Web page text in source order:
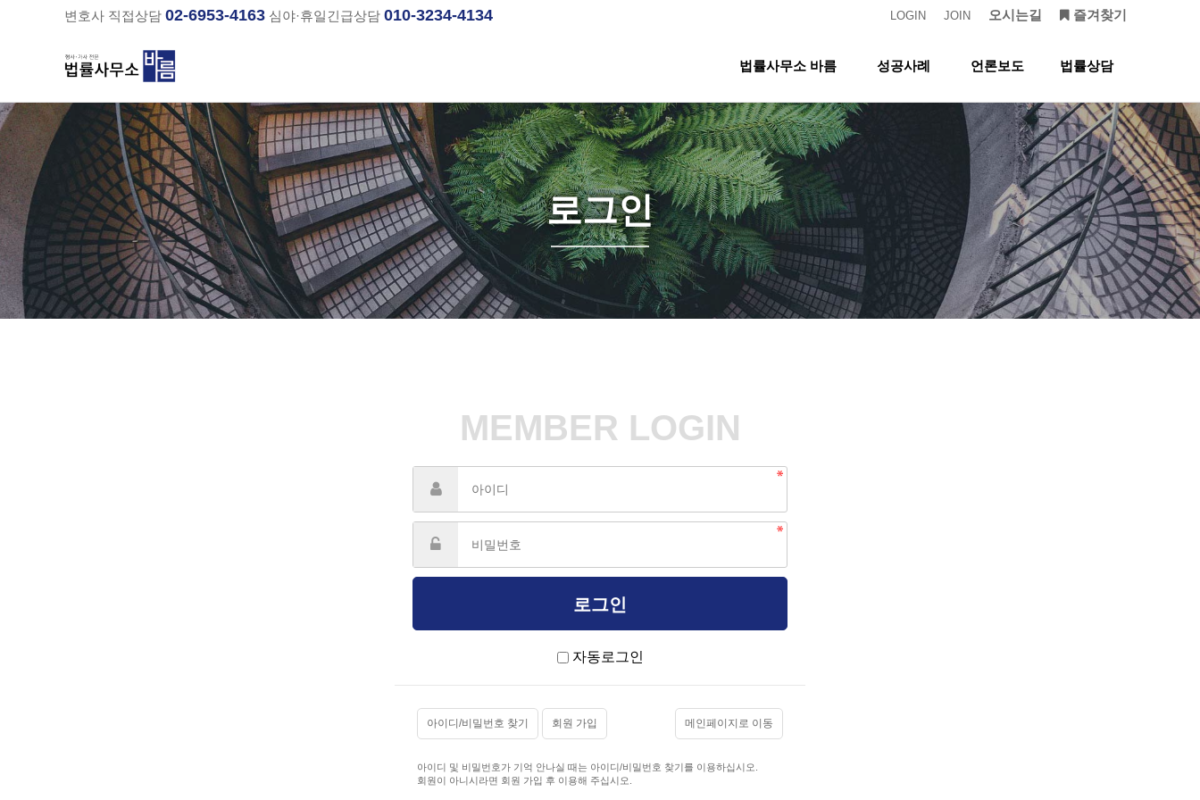
변호사 직접상담 02-6953-4163 심야·휴일긴급상담 010-3234-4134 즐겨찾기
오시는길
JOIN
LOGIN
법률사무소 바름 성공사례
하위분류
언론보도 법률상담
로그인
MEMBER LOGIN
자동로그인
아이디/비밀번호 찾기 회원 가입 메인페이지로 이동
아이디 및 비밀번호가 기억 안나실 때는 아이디/비밀번호 찾기를 이용하십시오.
회원이 아니시라면 회원 가입 후 이용해 주십시오.